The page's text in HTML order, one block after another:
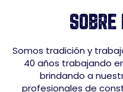
SOBRE
Somos tradición y
40 años trabajando
brindando a
profesionales de